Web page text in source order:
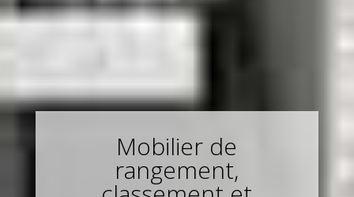
Mobilier de
rangement,